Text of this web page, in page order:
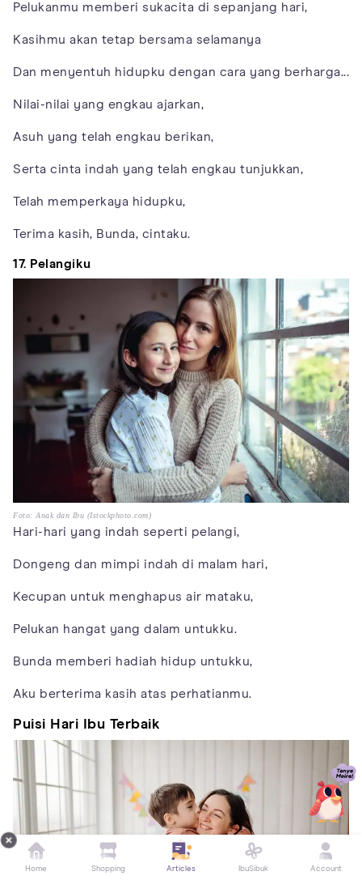
Pelukanmu memberi sukacita di sepanjang hari,
Kasihmu akan tetap bersama selamanya
Dan menyentuh hidupku dengan cara yang berharga...
Nilai-nilai yang engkau ajarkan,
Asuh yang telah engkau berikan,
Serta cinta indah yang telah engkau tunjukkan,
Telah memperkaya hidupku,
Terima kasih, Bunda, cintaku.
17. Pelangiku
Foto: Anak dan Ibu (Istockphoto.com)
Hari-hari yang indah seperti pelangi,
Dongeng dan mimpi indah di malam hari,
Kecupan untuk menghapus air mataku,
Pelukan hangat yang dalam untukku.
Bunda memberi hadiah hidup untukku,
Aku berterima kasih atas perhatianmu.
Puisi Hari Ibu Terbaik
Home Shopping Articles IbuSibuk Account